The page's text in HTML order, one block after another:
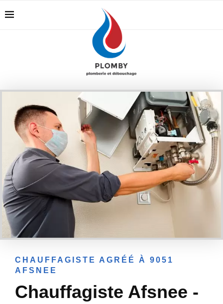
CHAUFFAGISTE AGRÉÉ À 9051
AFSNEE
Chauffagiste Afsnee -